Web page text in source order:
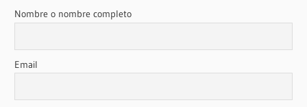
Nombre o nombre completo
Email